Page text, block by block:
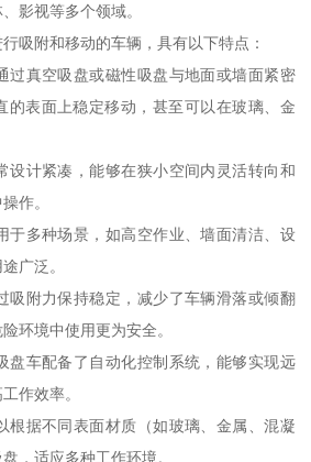
影视等多个领域。
吸附和移动的车辆，具有以下特点：
过真空吸盘或磁性吸盘与地面或墙面紧密
的表面上稳定移动，甚至可以在玻璃、金
设计紧凑，能够在狭小空间内灵活转向和
作。
于多种场景，如高空作业、墙面清洁、设
广泛。
吸附力保持稳定，减少了车辆滑落或倾翻
环境中使用更为安全。
盘车配备了自动化控制系统，能够实现远
作效率。
根据不同表面材质（如玻璃、金属、混凝
，适应多种工作环境。